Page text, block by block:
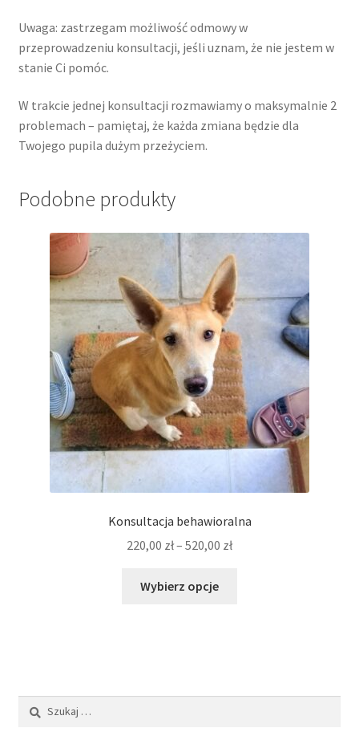
Regulamin warsztatów/seminariów
Regulamin konsultacji mentoringowej
Regulamin warsztatów organizowanych przez:
broszura sylwestrowa
O mnie
REZYGNACJA Z ZAMÓWIENIA
Uwaga: zastrzegam możliwość odmowy w
przeprowadzeniu konsultacji, jeśli uznam, że nie jestem w
stanie Ci pomóc.
W trakcie jednej konsultacji rozmawiamy o maksymalnie 2
problemach – pamiętaj, że każda zmiana będzie dla
Twojego pupila dużym przeżyciem.
Podobne produkty
Konsultacja behawioralna
220,00 zł– 520,00 złZakres
Wybierz opcje
można
Szukaj: